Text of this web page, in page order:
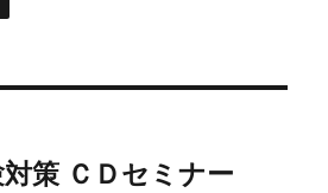
策 ＣＤセミナー